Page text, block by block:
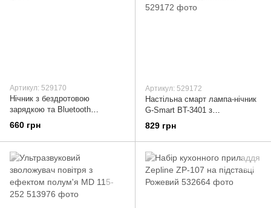
Артикул: 529170
Нічник з бездротовою
зарядкою та Bluetooth
колонкою BT 2301
660 грн
Артикул: 529172
Настільна смарт лампа-нічник
G-Smart BT-3401 з
бездротовою зарядкою,
колонкою і годинником
829 грн